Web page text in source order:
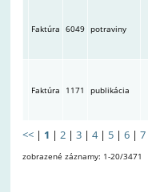
Faktúra 6049 potraviny
Faktúra 1171 publikácia
<< | 1 |2 |3 |4| 5 |6 |7
zobrazené záznamy: 1-20/3471